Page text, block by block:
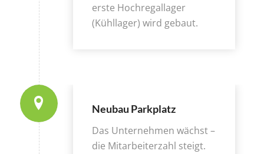
erste Hochregallager
(Kühllager) wird gebaut.
Neubau Parkplatz
Das Unternehmen wächst –
die Mitarbeiterzahl steigt.